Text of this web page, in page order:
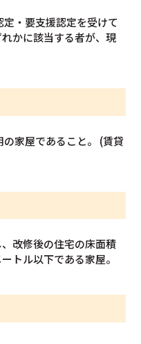
・要支援認定を受けて
かに該当する者が、現
家屋であること。 (賃貸
改修後の住宅の床面積
トル以下である家屋。